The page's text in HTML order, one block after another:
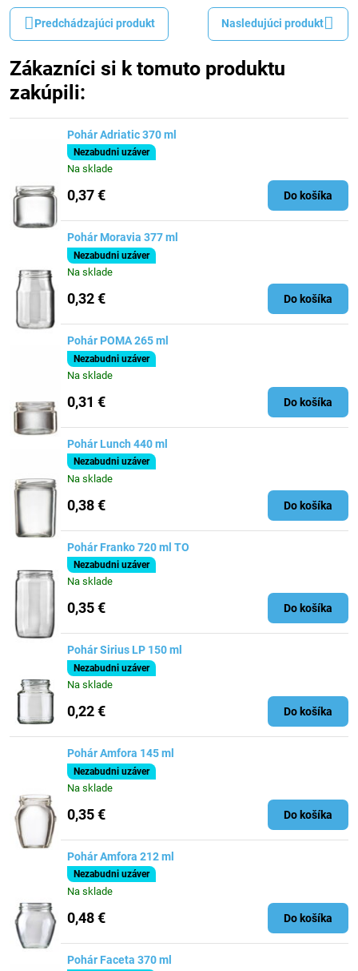
Predchádzajúci produkt Nasledujúci produkt
Zákazníci si k tomuto produktu
zakúpili:
Pohár Adriatic 370 ml
Nezabudni uzáver
Na sklade
0,37 € Do košíka
Pohár Moravia 377 ml
Nezabudni uzáver
Na sklade
0,32 € Do košíka
Pohár POMA 265 ml
Nezabudni uzáver
Na sklade
0,31 € Do košíka
Pohár Lunch 440 ml
Nezabudni uzáver
Na sklade
0,38 € Do košíka
Pohár Franko 720 ml TO
Nezabudni uzáver
Na sklade
0,35 € Do košíka
Pohár Sirius LP 150 ml
Nezabudni uzáver
Na sklade
0,22 € Do košíka
Pohár Amfora 145 ml
Nezabudni uzáver
Na sklade
0,35 € Do košíka
Pohár Amfora 212 ml
Nezabudni uzáver
Na sklade
0,48 € Do košíka
Pohár Faceta 370 ml